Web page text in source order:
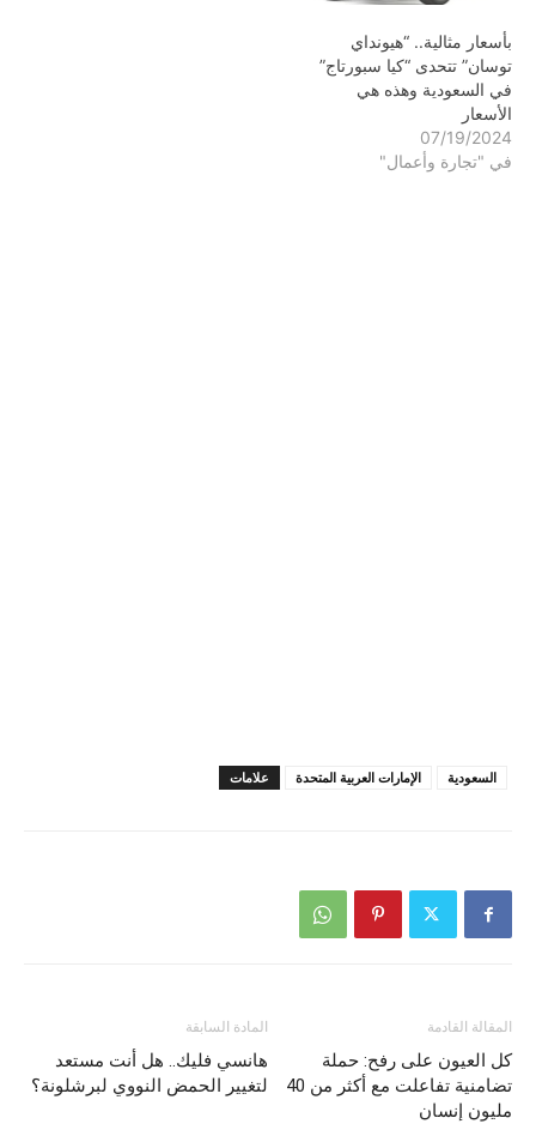
بأسعار مثالية.. “هيونداي
توسان” تتحدى “كيا سبورتاج”
في السعودية وهذه هي
الأسعار
07/19/2024
في "تجارة وأعمال"
علامات الإمارات العربية المتحدة السعودية
المادة السابقة
هانسي فليك.. هل أنت مستعد
لتغيير الحمض النووي لبرشلونة؟
المقالة القادمة
كل العيون على رفح: حملة
تضامنية تفاعلت مع أكثر من 40
مليون إنسان